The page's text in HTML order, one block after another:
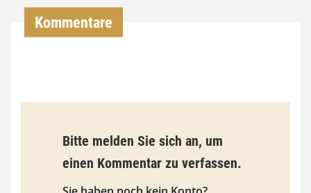
€
i
s
Kommentare
Bitte melden Sie sich an, um
einen Kommentar zu verfassen.